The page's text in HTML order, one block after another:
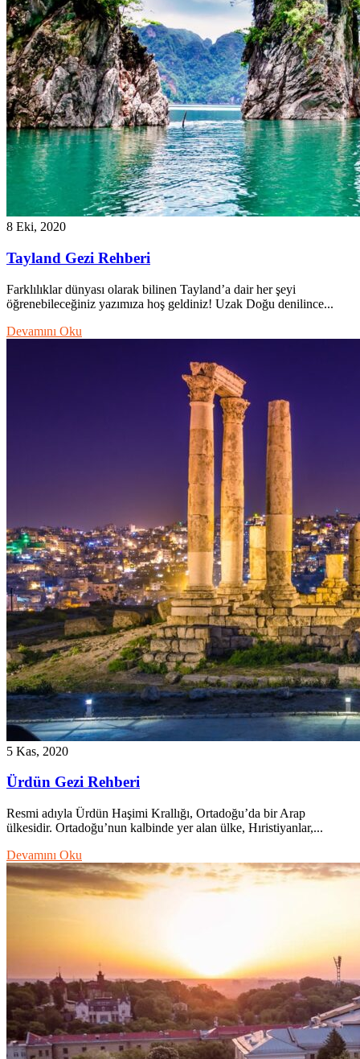
8 Eki, 2020
Tayland Gezi Rehberi
Farklılıklar dünyası olarak bilinen Tayland’a dair her şeyi
öğrenebileceğiniz yazımıza hoş geldiniz! Uzak Doğu denilince...
Devamını Oku
5 Kas, 2020
Ürdün Gezi Rehberi
Resmi adıyla Ürdün Haşimi Krallığı, Ortadoğu’da bir Arap
ülkesidir. Ortadoğu’nun kalbinde yer alan ülke, Hıristiyanlar,...
Devamını Oku